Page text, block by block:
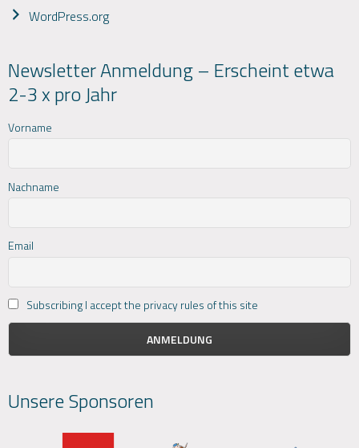
WordPress.org
Newsletter Anmeldung – Erscheint etwa
2-3 x pro Jahr
Vorname
Nachname
Email
Subscribing I accept the privacy rules of this site
Unsere Sponsoren